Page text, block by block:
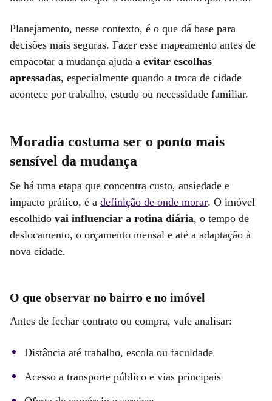
Planejamento, nesse contexto, é o que dá base para
decisões mais seguras. Fazer esse mapeamento antes de
empacotar a mudança ajuda a evitar escolhas
apressadas, especialmente quando a troca de cidade
acontece por trabalho, estudo ou necessidade familiar.
Moradia costuma ser o ponto mais
sensível da mudança
Se há uma etapa que concentra custo, ansiedade e
impacto prático, é a definição de onde morar. O imóvel
escolhido vai influenciar a rotina diária, o tempo de
deslocamento, o orçamento mensal e até a adaptação à
nova cidade.
O que observar no bairro e no imóvel
Antes de fechar contrato ou compra, vale analisar:
Distância até trabalho, escola ou faculdade
Acesso a transporte público e vias principais